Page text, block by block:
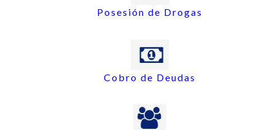
Posesión de Drogas
Cobro de Deudas